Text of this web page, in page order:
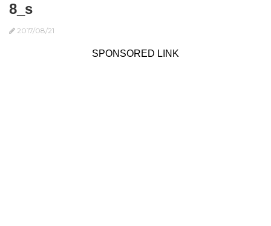
8_s
2017/08/21
SPONSORED LINK